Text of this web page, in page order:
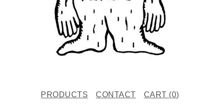
PRODUCTS CONTACT CART (0)